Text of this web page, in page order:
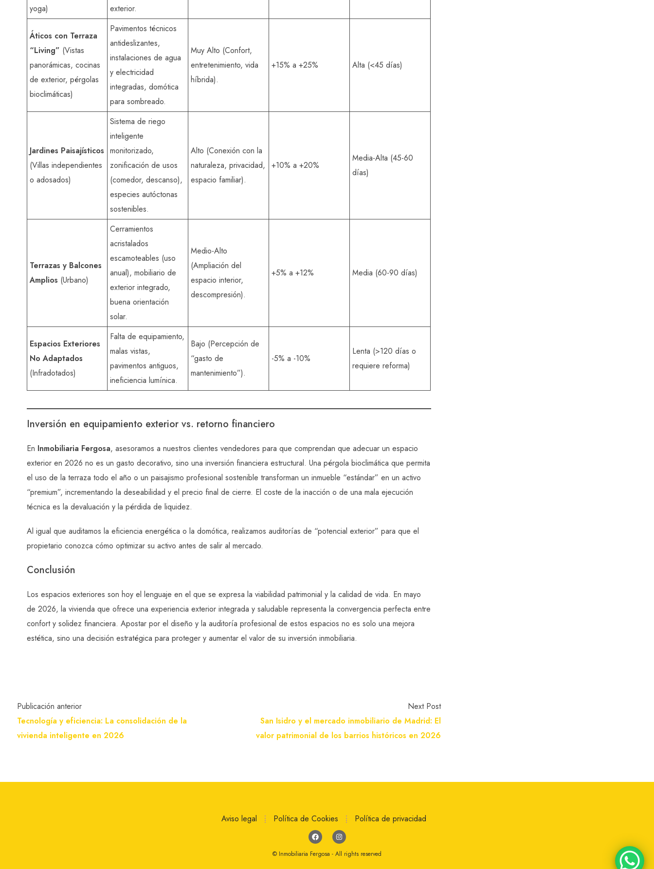
yoga)
exterior.
Áticos con Terraza
“Living” (Vistas
panorámicas, cocinas
de exterior, pérgolas
bioclimáticas)
Pavimentos técnicos
antideslizantes,
instalaciones de agua
y electricidad
integradas, domótica
para sombreado.
Muy Alto (Confort,
entretenimiento, vida
híbrida).
+15% a +25% Alta (<45 días)
Jardines Paisajísticos
(Villas independientes
o adosados)
Sistema de riego
inteligente
monitorizado,
zonificación de usos
(comedor, descanso),
especies autóctonas
sostenibles.
Alto (Conexión con la
naturaleza, privacidad,
espacio familiar).
+10% a +20%
Media-Alta (45-60
días)
Terrazas y Balcones
Amplios (Urbano)
Cerramientos
acristalados
escamoteables (uso
anual), mobiliario de
exterior integrado,
buena orientación
solar.
Medio-Alto
(Ampliación del
espacio interior,
descompresión).
+5% a +12% Media (60-90 días)
Espacios Exteriores
No Adaptados
(Infradotados)
Falta de equipamiento,
malas vistas,
pavimentos antiguos,
ineficiencia lumínica.
Bajo (Percepción de
“gasto de
mantenimiento”).
-5% a -10%
Lenta (>120 días o
requiere reforma)
Inversión en equipamiento exterior vs. retorno financiero
En Inmobiliaria Fergosa, asesoramos a nuestros clientes vendedores para que comprendan que adecuar un espacio
exterior en 2026 no es un gasto decorativo, sino una inversión financiera estructural. Una pérgola bioclimática que permita
el uso de la terraza todo el año o un paisajismo profesional sostenible transforman un inmueble “estándar” en un activo
“premium”, incrementando la deseabilidad y el precio final de cierre. El coste de la inacción o de una mala ejecución
técnica es la devaluación y la pérdida de liquidez.
Al igual que auditamos la eficiencia energética o la domótica, realizamos auditorías de “potencial exterior” para que el
propietario conozca cómo optimizar su activo antes de salir al mercado.
Conclusión
Los espacios exteriores son hoy el lenguaje en el que se expresa la viabilidad patrimonial y la calidad de vida. En mayo
de 2026, la vivienda que ofrece una experiencia exterior integrada y saludable representa la convergencia perfecta entre
confort y solidez financiera. Apostar por el diseño y la auditoría profesional de estos espacios no es solo una mejora
estética, sino una decisión estratégica para proteger y aumentar el valor de su inversión inmobiliaria.
Publicación anterior
Tecnología y eficiencia: La consolidación de la
vivienda inteligente en 2026
Next Post
San Isidro y el mercado inmobiliario de Madrid: El
valor patrimonial de los barrios históricos en 2026
Aviso legal Política de Cookies Política de privacidad
© Inmobiliaria Fergosa - All rights reserved